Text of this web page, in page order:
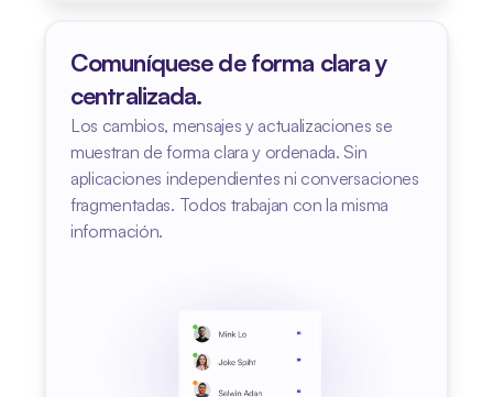
Comuníquese de forma clara y
centralizada.
Los cambios, mensajes y actualizaciones se
muestran de forma clara y ordenada. Sin
aplicaciones independientes ni conversaciones
fragmentadas. Todos trabajan con la misma
información.